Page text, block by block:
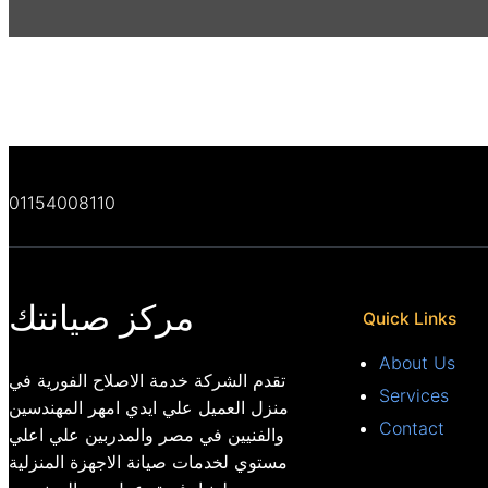
01154008110
مركز صيانتك
تقدم الشركة خدمة الاصلاح الفورية في
منزل العميل علي ايدي امهر المهندسين
والفنيين في مصر والمدربين علي اعلي
مستوي لخدمات صيانة الاجهزة المنزلية
Quick Links
About Us
Services
Contact